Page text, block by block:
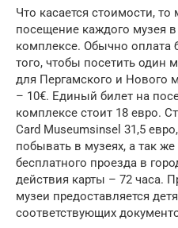
Что касается стоимости,
посещение каждого музея в
комплексе. Обычно оплата
того, чтобы посетить один
для Пергамского и Нового
– 10€. Единый билет на
комплексе стоит 18 евро.
Card Museumsinsel 31,5
побывать в музеях, а так
бесплатного проезда в
действия карты – 72 часа.
музеи предоставляется
соответствующих